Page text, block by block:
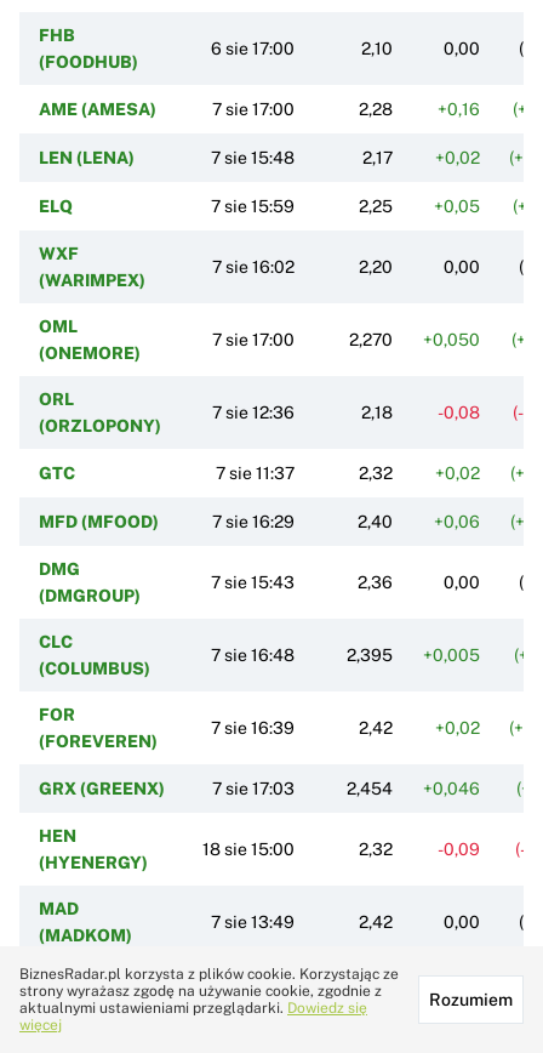
FHB
(FOODHUB)
6 sie 17:00 2,10 0,00
AME (AMESA) 7 sie 17:00 2,28 +0,16
LEN (LENA) 7 sie 15:48 2,17 +0,02
ELQ 7 sie 15:59 2,25 +0,05
WXF
(WARIMPEX)
7 sie 16:02 2,20 0,00
OML
(ONEMORE)
7 sie 17:00 2,270 +0,050
ORL
(ORZLOPONY)
7 sie 12:36 2,18 -0,08 (-
GTC 7 sie 11:37 2,32 +0,02
MFD (MFOOD) 7 sie 16:29 2,40 +0,06
DMG
(DMGROUP)
7 sie 15:43 2,36 0,00
CLC
(COLUMBUS)
7 sie 16:48 2,395 +0,005
FOR
(FOREVEREN)
7 sie 16:39 2,42 +0,02
GRX (GREENX) 7 sie 17:03 2,454 +0,046
HEN
(HYENERGY)
18 sie 15:00 2,32 -0,09 (-
MAD
(MADKOM)
7 sie 13:49 2,42 0,00
06N
(06MAGNA)
7 sie 17:00 2,40 -0,02
BiznesRadar.pl korzysta z plików cookie. Korzystając ze
strony wyrażasz zgodę na używanie cookie, zgodnie z
aktualnymi ustawieniami przeglądarki. Dowiedz się
więcej
Rozumiem